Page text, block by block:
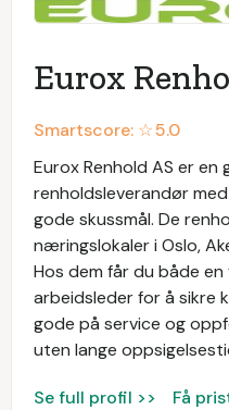
Eurox
Smartscore: ☆5.0
Eurox Renhold AS er
renholdsleverandør
gode skussmål. De
næringslokaler i Oslo,
Hos dem får du både
arbeidsleder for å sikre
gode på service og
uten lange
Se full profil >> Få